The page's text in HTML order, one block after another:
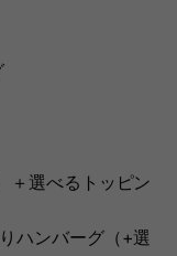
＋選べるトッピン
ハンバーグ（+選